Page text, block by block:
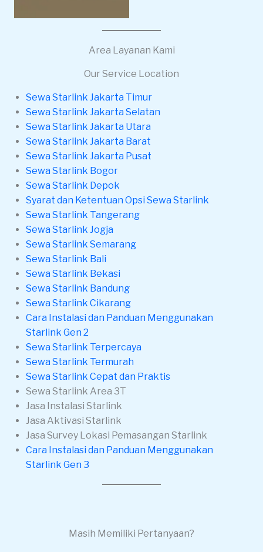
Area Layanan Kami
Our Service Location
Sewa Starlink Jakarta Timur
Sewa Starlink Jakarta Selatan
Sewa Starlink Jakarta Utara
Sewa Starlink Jakarta Barat
Sewa Starlink Jakarta Pusat
Sewa Starlink Bogor
Sewa Starlink Depok
Syarat dan Ketentuan Opsi Sewa Starlink
Sewa Starlink Tangerang
Sewa Starlink Jogja
Sewa Starlink Semarang
Sewa Starlink Bali
Sewa Starlink Bekasi
Sewa Starlink Bandung
Sewa Starlink Cikarang
Cara Instalasi dan Panduan Menggunakan
Starlink Gen 2
Sewa Starlink Terpercaya
Sewa Starlink Termurah
Sewa Starlink Cepat dan Praktis
Sewa Starlink Area 3T
Jasa Instalasi Starlink
Jasa Aktivasi Starlink
Jasa Survey Lokasi Pemasangan Starlink
Cara Instalasi dan Panduan Menggunakan
Starlink Gen 3
Masih Memiliki Pertanyaan?